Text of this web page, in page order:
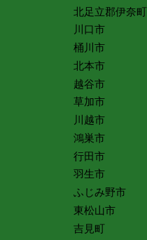
北足立郡伊奈町
川口市
桶川市
北本市
越谷市
草加市
川越市
鴻巣市
行田市
羽生市
ふじみ野市
東松山市
吉見町